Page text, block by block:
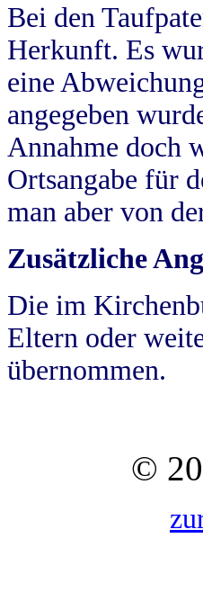
Bei den
Herkunft. Es
eine
angegeben
Annahme doch
Ortsangabe für
man aber von
Zusätzliche
Die im
Eltern oder
übernommen.
©